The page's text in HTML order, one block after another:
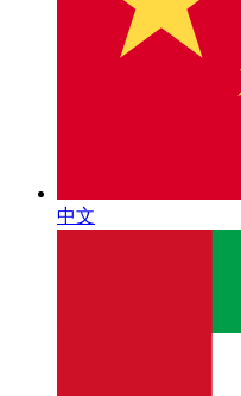
中文